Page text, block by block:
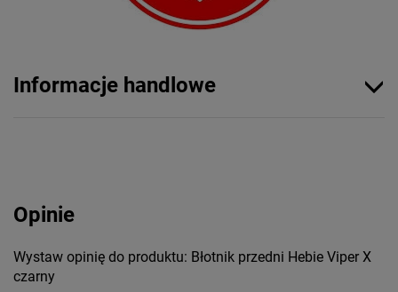
Informacje handlowe
Opinie
Wystaw opinię do produktu: Błotnik przedni Hebie Viper X
czarny